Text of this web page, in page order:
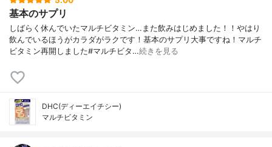
基本のサプリ
しばらく休んでいたマルチビタミン…また飲みはじめました！！やはり
飲んでいるほうがカラダがラクです！基本のサプリ大事ですね！マルチ
ビタミン再開しました#マルチビタ…続きを見る
DHC(ディーエイチシー)
マルチビタミン